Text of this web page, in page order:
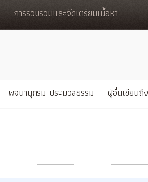
การรวบรวมและจัดเตรียมเนื้อหา
พจนานุกรม-ประมวลธรรม ผู้อื่นเขียนถึง